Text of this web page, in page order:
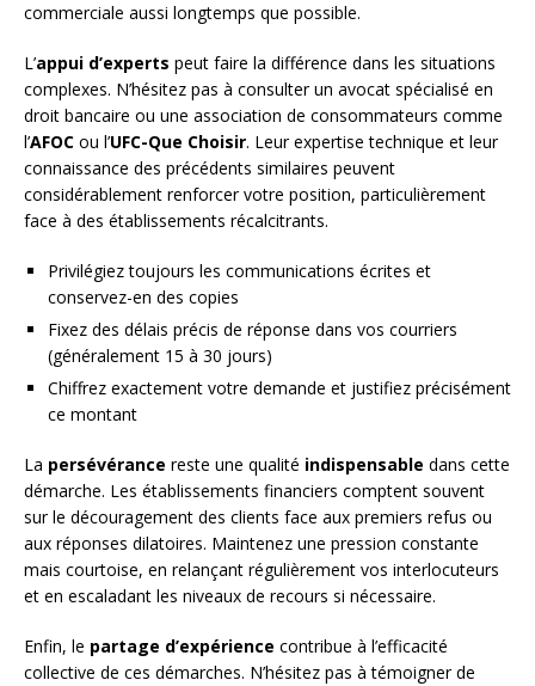
commerciale aussi longtemps que possible.
L’appui d’experts peut faire la différence dans les situations
complexes. N’hésitez pas à consulter un avocat spécialisé en
droit bancaire ou une association de consommateurs comme
l’AFOC ou l’UFC-Que Choisir. Leur expertise technique et leur
connaissance des précédents similaires peuvent
considérablement renforcer votre position, particulièrement
face à des établissements récalcitrants.
Privilégiez toujours les communications écrites et
conservez-en des copies
Fixez des délais précis de réponse dans vos courriers
(généralement 15 à 30 jours)
Chiffrez exactement votre demande et justifiez précisément
ce montant
La persévérance reste une qualité indispensable dans cette
démarche. Les établissements financiers comptent souvent
sur le découragement des clients face aux premiers refus ou
aux réponses dilatoires. Maintenez une pression constante
mais courtoise, en relançant régulièrement vos interlocuteurs
et en escaladant les niveaux de recours si nécessaire.
Enfin, le partage d’expérience contribue à l’efficacité
collective de ces démarches. N’hésitez pas à témoigner de